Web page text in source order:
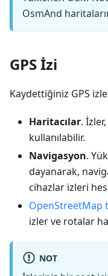
OsmAnd
GPS İzi
Kaydettiğiniz GPS
Haritacılar.
kullanılabilir.
Navigasyon.
dayanarak,
cihazlar izleri
OpenStreetMap
izler ve rotalar
NOT